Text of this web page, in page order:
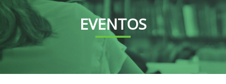
EVENTOS